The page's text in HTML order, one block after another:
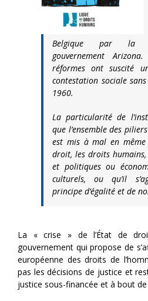
Belgique par la
gouvernement
réformes ont suscité
contestation sociale
1960.
La particularité de
que l’ensemble des
est mis à mal en même
droit, les droits humains,
et politiques ou
culturels, ou qu’il
principe d’égalité et de
La « crise » de l’État de
gouvernement qui propose de
européenne des droits de
pas les décisions de justice et
justice sous-financée et à bout